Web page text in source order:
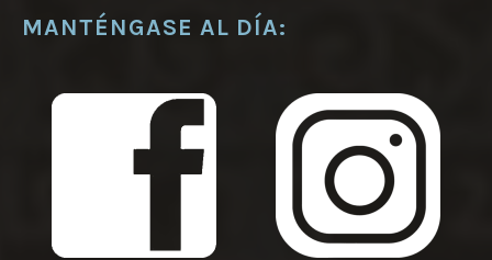
MANTÉNGASE AL DÍA: